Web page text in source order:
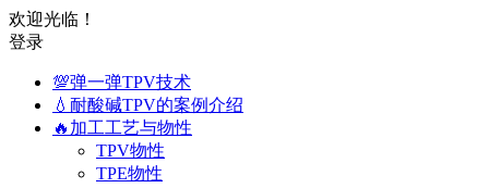
欢迎光临！
登录
💯弹一弹TPV技术
💧耐酸碱TPV的案例介绍
🔥加工工艺与物性
TPV物性
TPE物性